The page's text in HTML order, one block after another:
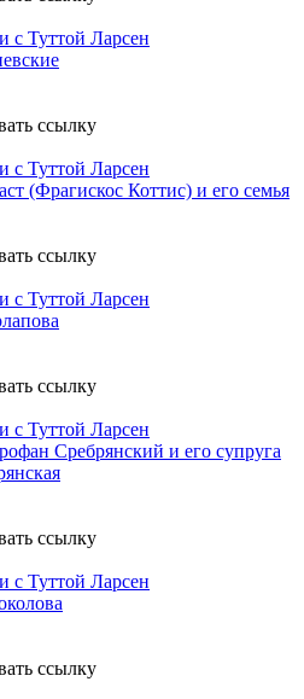
с Туттой Ларсен
с Туттой Ларсен
(Фрагискос Коттис) и его семья
с Туттой Ларсен
с Туттой Ларсен
Сребрянский и его супруга
с Туттой Ларсен